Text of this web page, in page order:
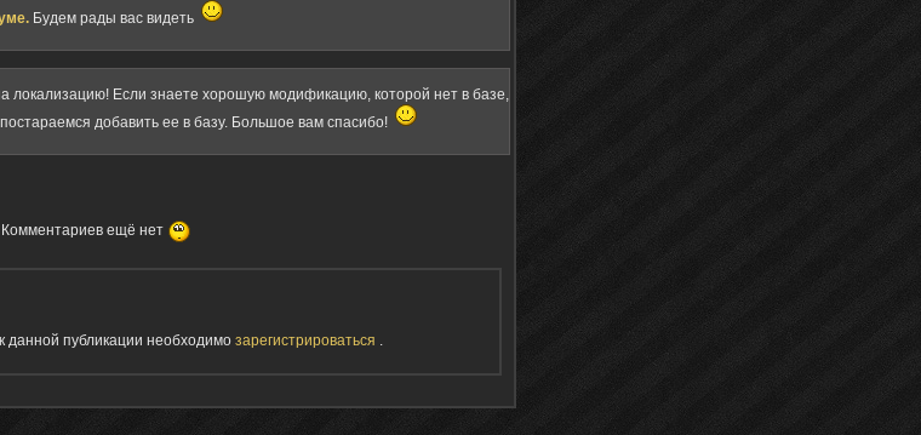
Будем рады вас видеть
локализацию! Если знаете хорошую модификацию, которой нет в базе,
добавить ее в базу. Большое вам спасибо!
Комментариев ещё нет
данной публикации необходимо зарегистрироваться .